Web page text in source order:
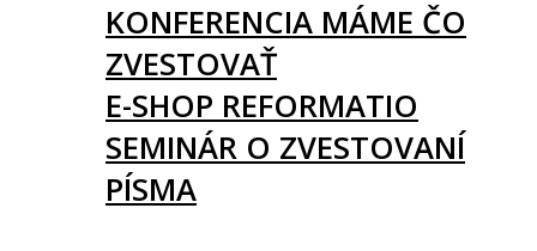
KONFERENCIA MÁME ČO
ZVESTOVAŤ
E-SHOP REFORMATIO
SEMINÁR O ZVESTOVANÍ
PÍSMA